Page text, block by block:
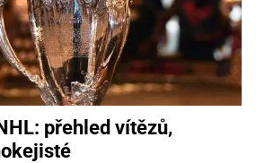
přehled vítězů,